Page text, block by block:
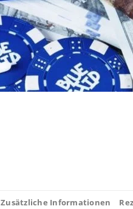
Zusätzliche Informationen